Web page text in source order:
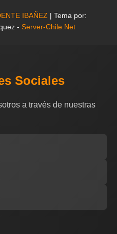
IBAÑEZ | Tema por:
- Server-Chile.Net
Sociales
a través de nuestras